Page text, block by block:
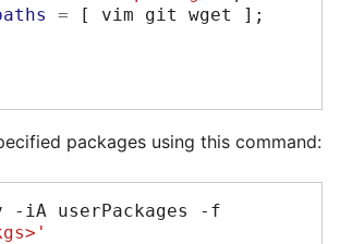
= [ vim git wget
];
packages using this command:
-iA userPackages
-f